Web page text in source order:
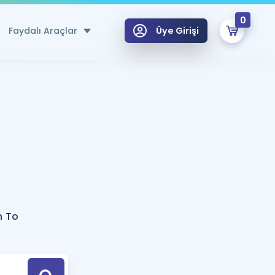
Faydalı Araçlar
Hesaplama Aracı
için Öneriler
Tek Takvimde
Üye Girişi
0
Hoca ile seni sınava hazırlayacak onlarca eğitim seni bekliyor!
To